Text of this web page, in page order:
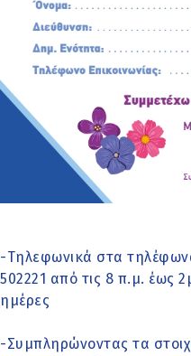
-Τηλεφωνικά στα
502221 από τις 8 π.μ. έως
ημέρες
-Συμπληρώνοντας τα